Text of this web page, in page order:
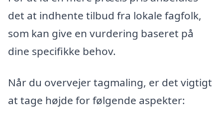
det at indhente tilbud fra lokale fagfolk,
som kan give en vurdering baseret på
dine specifikke behov.
Når du overvejer tagmaling, er det vigtigt
at tage højde for følgende aspekter: